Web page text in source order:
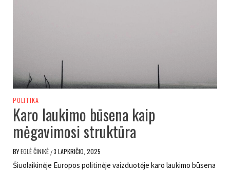
POLITIKA
Karo laukimo būsena kaip
mėgavimosi struktūra
BYEGLĖ ČINIKĖ /3 LAPKRIČIO, 2025
Šiuolaikinėje Europos politinėje vaizduotėje karo laukimo būsena